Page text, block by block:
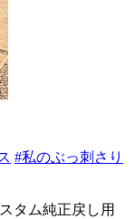
#私のぶっ刺さり
タム純正戻し用